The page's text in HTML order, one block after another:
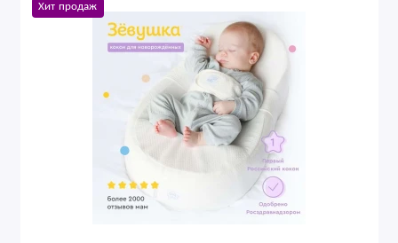
Хит продаж